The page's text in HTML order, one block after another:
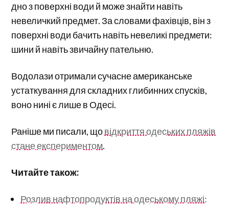
дно з поверхні води й може знайти навіть
невеличкий предмет. За словами фахівців, він з
поверхні води бачить навіть невеликі предмети:
шини й навіть звичайну пательню.
Водолази отримали сучасне американське
устаткування для складних глибинних спусків,
воно нині є лише в Одесі.
Раніше ми писали, щовідкриття одеських пляжів
стане експериментом.
Читайте також:
Розлив нафтопродуктів на одеському пляжі: